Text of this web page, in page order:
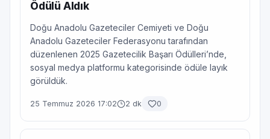
Ödülü Aldık
Doğu Anadolu Gazeteciler Cemiyeti ve Doğu
Anadolu Gazeteciler Federasyonu tarafından
düzenlenen 2025 Gazetecilik Başarı Ödülleri’nde,
sosyal medya platformu kategorisinde ödüle layık
görüldük.
25 Temmuz 2026 17:02 2 dk 0